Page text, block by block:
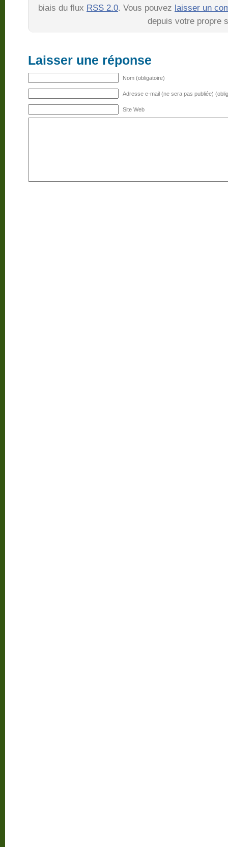
biais du flux RSS 2.0. Vous pouvez laisser un
depuis votre propre
Laisser une réponse
Nom (obligatoire)
Adresse e-mail (ne sera pas publiée)
Site Web